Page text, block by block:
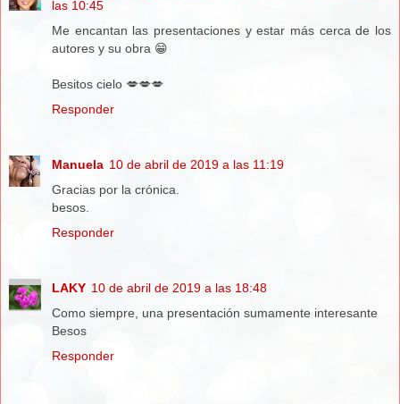
las 10:45
Me encantan las presentaciones y estar más cerca de los
autores y su obra 😁
Besitos cielo 💋💋💋
Responder
Manuela 10 de abril de 2019 a las 11:19
Gracias por la crónica.
besos.
Responder
LAKY 10 de abril de 2019 a las 18:48
Como siempre, una presentación sumamente interesante
Besos
Responder